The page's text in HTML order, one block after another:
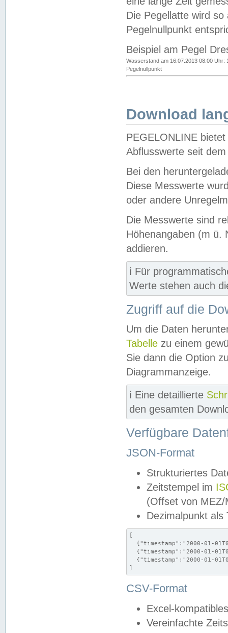
Die Pegellatte wird
Pegelnullpunkt
Beispiel am Pegel
Wasserstand am 16.07.2013 08:00 Uhr:
Pegelnullpunkt
Download
PEGELONLINE
Abflusswerte seit
Bei den
Diese Messwerte
oder andere
Die Messwerte sind
Höhenangaben (m ü.
addieren.
ℹ️ Für
Werte stehen auch
Zugriff auf die
Um die Daten
Tabelle zu einem
Sie dann die Option
Diagrammanzeige.
ℹ️ Eine detaillierte
den gesamten
Verfügbare
JSON-Format
Strukturiertes
Zeitstempel im
(Offset von MEZ/
Dezimalpunkt als
[
{"timestamp":"2000-01-
{"timestamp":"2000-01-
{"timestamp":"2000-01-
]
CSV-Format
Excel-
Vereinfachte